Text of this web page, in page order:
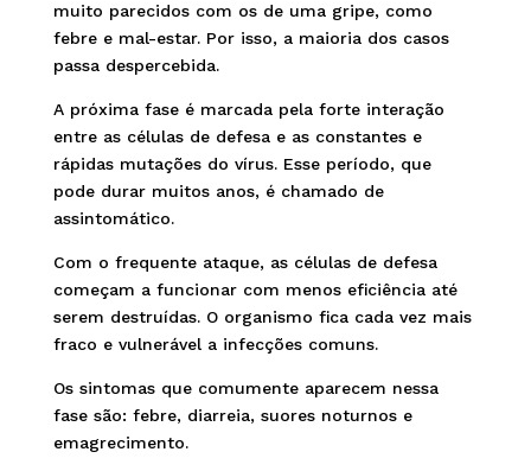
muito parecidos com os de uma gripe, como
febre e mal-estar. Por isso, a maioria dos casos
passa despercebida.
A próxima fase é marcada pela forte interação
entre as células de defesa e as constantes e
rápidas mutações do vírus. Esse período, que
pode durar muitos anos, é chamado de
assintomático.
Com o frequente ataque, as células de defesa
começam a funcionar com menos eficiência até
serem destruídas. O organismo fica cada vez mais
fraco e vulnerável a infecções comuns.
Os sintomas que comumente aparecem nessa
fase são: febre, diarreia, suores noturnos e
emagrecimento.